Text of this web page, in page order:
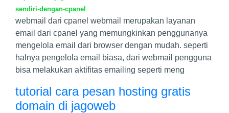
sendiri-dengan-cpanel
webmail dari cpanel webmail merupakan layanan
email dari cpanel yang memungkinkan penggunanya
mengelola email dari browser dengan mudah. seperti
halnya pengelola email biasa, dari webmail pengguna
bisa melakukan aktifitas emailing seperti meng
tutorial cara pesan hosting gratis
domain di jagoweb